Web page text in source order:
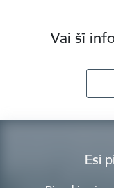
Vai šī
Esi